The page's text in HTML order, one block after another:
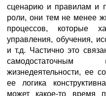
сценарию и правилам и
роли, они тем не менее
процессов, которые
управления, обучения,
и т.д. Частично это
самодостаточным
жизнедеятельности, ее
ее логика
может какое-то время